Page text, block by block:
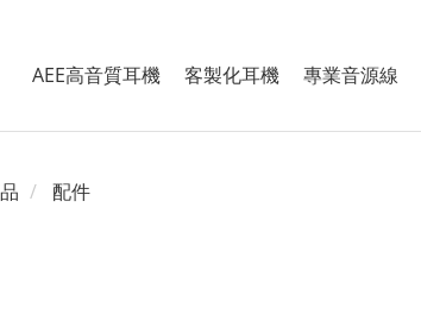
AEE高音質耳機 客製化耳機 專業音源線
配件